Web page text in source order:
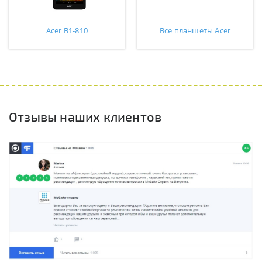
Acer B1-810 Все планшеты Acer
Отзывы наших клиентов